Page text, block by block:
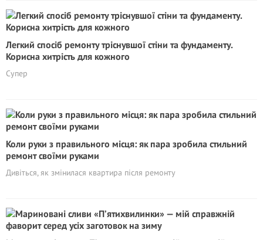
Легкий спосіб ремонту тріснувшої стіни та фундаменту.
Корисна хитрість для кожного
Супер
Коли руки з правильного місця: як пара зробила стильний
ремонт своїми руками
Дивіться, як змінилася квартира після ремонту